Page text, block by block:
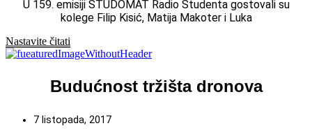
U 159. emisiji STUDOMAT Radio Studenta gostovali su
kolege Filip Kisić, Matija Makoter i Luka
Nastavite čitati
Budućnost tržišta dronova
7 listopada, 2017